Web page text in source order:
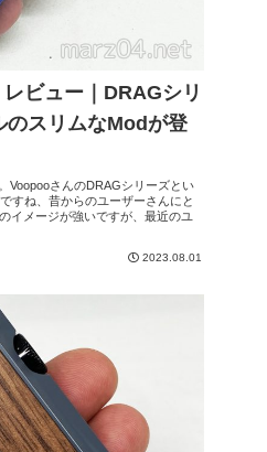
ビュー｜DRAGシリ
のスリムなModが登
VoopooさんのDRAGシリーズとい
すね、昔からのユーザーさんにと
イメージが強いですが、最近のユ
2023.08.01